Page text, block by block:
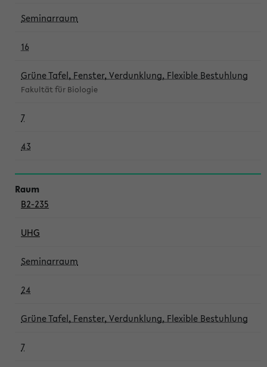
Seminarraum
16
Grüne Tafel, Fenster, Verdunklung, Flexible Bestuhlung
Fakultät für Biologie
7
43
B2-235
UHG
Seminarraum
24
Grüne Tafel, Fenster, Verdunklung, Flexible Bestuhlung
7